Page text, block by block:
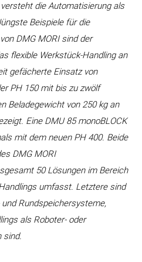
die Automatisierung als
Beispiele für die
DMG MORI sind der
flexible Werkstück-Handling an
gefächerte Einsatz von
PH 150 mit bis zu zwölf
Beladegewicht von 250 kg an
Eine DMU 85 monoBLOCK
mit dem neuen PH 400. Beide
DMG MORI
50 Lösungen im Bereich
umfasst. Letztere sind
Rundspeichersysteme,
als Roboter- oder
sind.